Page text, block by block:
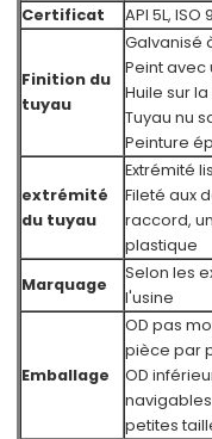
Certificat
API 5L, ISO
Finition du
tuyau
Galvanisé
Peint
Huile sur
Tuyau nu
Peinture
extrémité
du tuyau
Extrémité
Fileté aux
raccord,
plastique
Marquage
Selon les
l'usine
Emballage
OD pas
pièce par
OD
petites